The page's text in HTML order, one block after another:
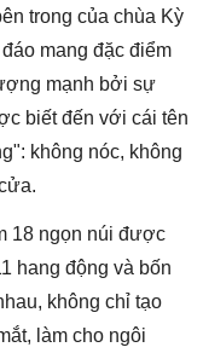
trong của chùa Kỳ
mang đặc điểm
mạnh bởi sự
biết đến với cái tên
không nóc, không
18 ngọn núi được
hang động và bốn
không chỉ tạo
làm cho ngôi